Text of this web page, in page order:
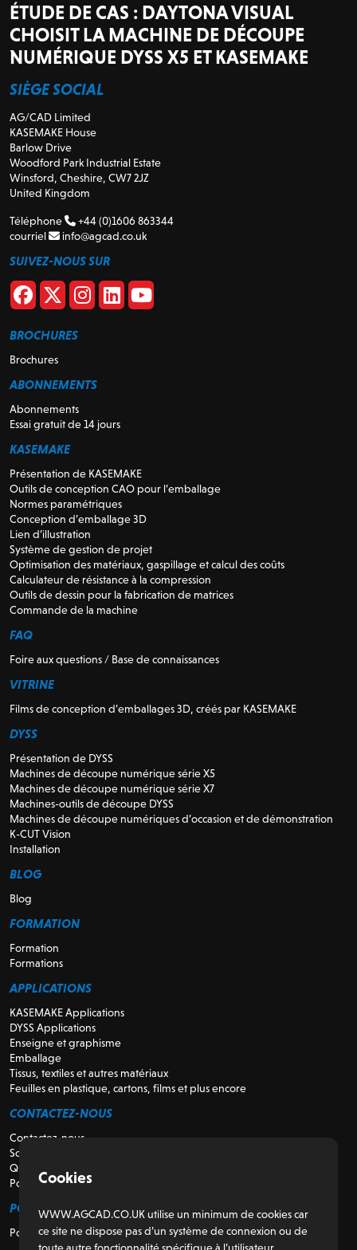
ÉTUDE DE CAS : DAYTONA VISUAL
CHOISIT LA MACHINE DE DÉCOUPE
NUMÉRIQUE DYSS X5 ET KASEMAKE
SIÈGE SOCIAL
AG/CAD Limited
KASEMAKE House
Barlow Drive
Woodford Park Industrial Estate
Winsford, Cheshire, CW7 2JZ
United Kingdom
Téléphone
+44 (0)1606 863344
courriel
info@agcad.co.uk
SUIVEZ-NOUS SUR
BROCHURES
Brochures
ABONNEMENTS
Abonnements
Essai gratuit de 14 jours
KASEMAKE
Présentation de KASEMAKE
Outils de conception CAO pour l’emballage
Normes paramétriques
Conception d’emballage 3D
Lien d’illustration
Système de gestion de projet
Optimisation des matériaux, gaspillage et calcul des coûts
Calculateur de résistance à la compression
Outils de dessin pour la fabrication de matrices
Commande de la machine
FAQ
Foire aux questions / Base de connaissances
VITRINE
Films de conception d’emballages 3D, créés par KASEMAKE
DYSS
Présentation de DYSS
Machines de découpe numérique série X5
Machines de découpe numérique série X7
Machines-outils de découpe DYSS
Machines de découpe numériques d’occasion et de démonstration
K-CUT Vision
Installation
BLOG
Blog
FORMATION
Formation
Formations
APPLICATIONS
KASEMAKE Applications
DYSS Applications
Enseigne et graphisme
Emballage
Tissus, textiles et autres matériaux
Feuilles en plastique, cartons, films et plus encore
CONTACTEZ-NOUS
Contactez-nous
Soutien
Qui sommes-nous
Pour les revendeurs
POUR LES CLIENTS
Portail client
Cookies
WWW.AGCAD.CO.UK utilise un minimum de cookies car
ce site ne dispose pas d’un système de connexion ou de